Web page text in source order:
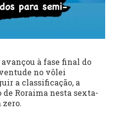
avançou à fase final do
no vôlei
a classificação, a
de Roraima nesta sexta-
zero.